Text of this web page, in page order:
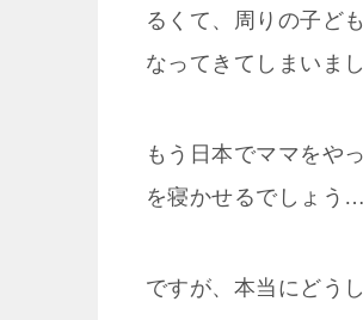
るくて、周りの子ど
なってきてしまいま
もう日本でママをや
を寝かせるでしょう…
ですが、本当にどう